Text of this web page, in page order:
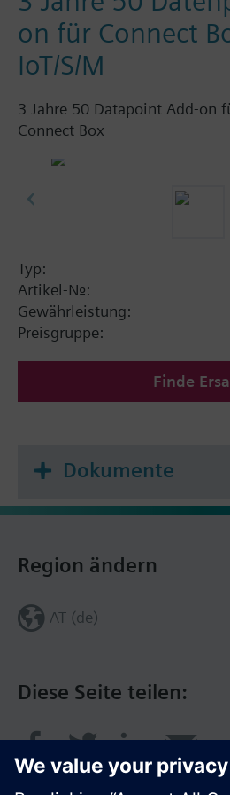
on für Connect
IoT/S/M
3 Jahre 50 Datapoint Add-on
Connect Box
Typ:
Artikel-Nr.:
Gewährleistung:
Preisgruppe:
Finde
Dokumente
Diese Seite teilen:
Region ändern
AT (de)